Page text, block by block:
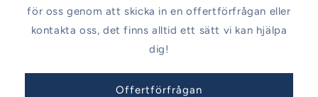
för oss genom att skicka in en offertförfrågan eller
kontakta oss, det finns alltid ett sätt vi kan hjälpa
dig!
Offertförfrågan